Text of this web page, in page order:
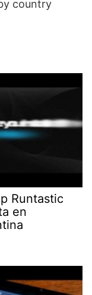
country
Runtastic
en